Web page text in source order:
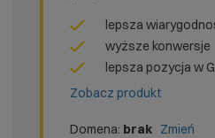
lepsza
wyższe konwersje
lepsza pozycja w
Zobacz produkt
Domena: brak Zmień